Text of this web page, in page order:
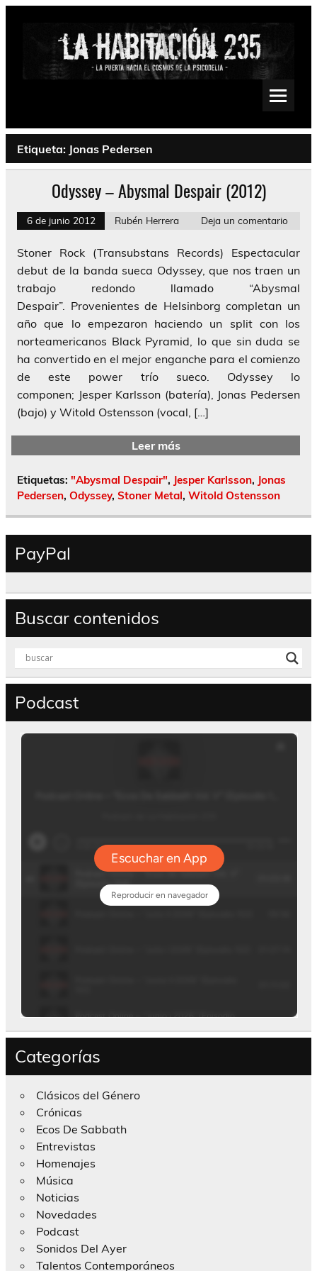
Saltar
Psychedelic, Stoner, Doom, Sludge, Fuzz, Space, Drone
Etiqueta: Jonas Pedersen
Odyssey – Abysmal Despair (2012)
6 de junio 2012 Rubén Herrera Deja un comentario
Stoner Rock (Transubstans Records) Espectacular
debut de la banda sueca Odyssey, que nos traen un
trabajo redondo llamado “Abysmal
Despair”. Provenientes de Helsinborg completan un
año que lo empezaron haciendo un split con los
norteamericanos Black Pyramid, lo que sin duda se
ha convertido en el mejor enganche para el comienzo
de este power trío sueco. Odyssey lo
componen; Jesper Karlsson (batería), Jonas Pedersen
(bajo) y Witold Ostensson (vocal, […]
Leer más
Etiquetas: "Abysmal Despair", Jesper Karlsson, Jonas
Pedersen, Odyssey, Stoner Metal, Witold Ostensson
PayPal
Buscar contenidos
Podcast
Categorías
Clásicos del Género
Crónicas
Ecos De Sabbath
Entrevistas
Homenajes
Música
Noticias
Novedades
Podcast
Sonidos Del Ayer
Talentos Contemporáneos